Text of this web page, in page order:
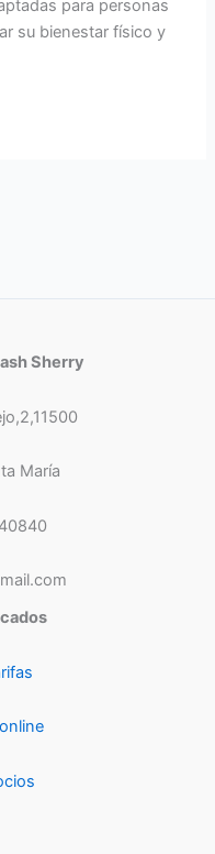
para personas
su bienestar físico y
Sherry
María